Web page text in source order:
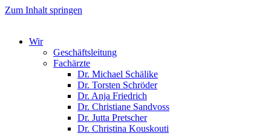
Zum Inhalt springen
Wir
Geschäftsleitung
Fachärzte
Dr. Michael Schälike
Dr. Torsten Schröder
Dr. Anja Friedrich
Dr. Christiane Sandvoss
Dr. Jutta Pretscher
Dr. Christina Kouskouti